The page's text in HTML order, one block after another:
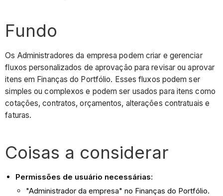
Fundo
Os Administradores da empresa podem criar e gerenciar
fluxos personalizados de aprovação para revisar ou aprovar
itens em Finanças do Portfólio. Esses fluxos podem ser
simples ou complexos e podem ser usados para itens como
cotações, contratos, orçamentos, alterações contratuais e
faturas.
Coisas a considerar
Permissões de usuário necessárias:
"Administrador da empresa" no Finanças do Portfólio.